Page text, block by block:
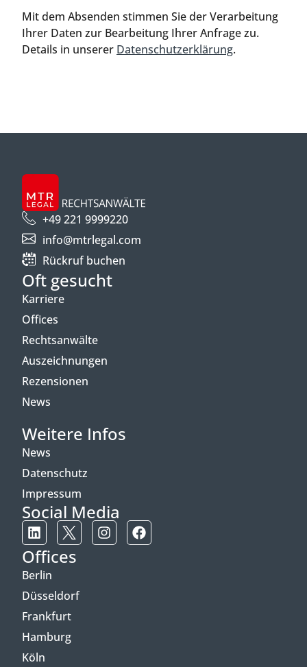
Mit dem Absenden stimmen Sie der Verarbeitung
Ihrer Daten zur Bearbeitung Ihrer Anfrage zu.
Details in unserer Datenschutzerklärung.
+49 221 9999220
info@mtrlegal.com
Rückruf buchen
Oft gesucht
Karriere
Offices
Rechtsanwälte
Auszeichnungen
Rezensionen
News
Weitere Infos
News
Datenschutz
Impressum
Social Media
Offices
Berlin
Düsseldorf
Frankfurt
Hamburg
Köln